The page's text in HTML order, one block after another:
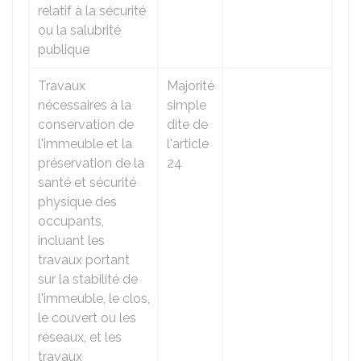
relatif à la sécurité
ou la salubrité
publique
Travaux
nécessaires à la
conservation de
l'immeuble et la
préservation de la
santé et sécurité
physique des
occupants,
incluant les
travaux portant
sur la stabilité de
l'immeuble, le clos,
le couvert ou les
réseaux, et les
travaux
Majorité
simple
dite de
l'article
24